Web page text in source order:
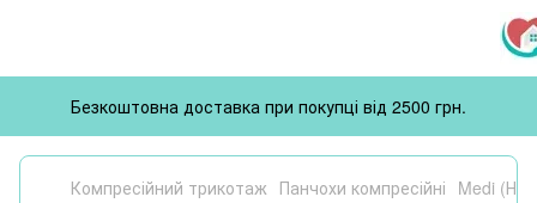
Безкоштовна доставка при покупці від 2500 грн.
Компресійний трикотаж Панчохи компресійні Medi